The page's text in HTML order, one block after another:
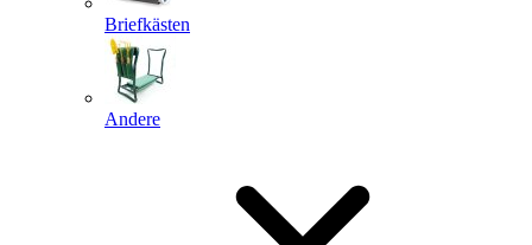
Briefkästen
Andere